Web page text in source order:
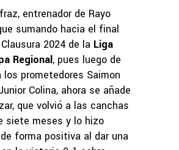
entrenador de Rayo
sumando hacia el final
2024 de la Liga
Regional, pues luego de
los prometedores Saimon
Colina, ahora se añade
que volvió a las canchas
siete meses y lo hizo
forma positiva al dar una